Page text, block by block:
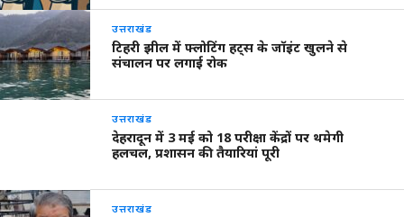
उत्तराखंड
टिहरी झील में फ्लोटिंग हट्स के जॉइंट खुलने से
संचालन पर लगाई रोक
उत्तराखंड
देहरादून में 3 मई को 18 परीक्षा केंद्रों पर थमेगी
हलचल, प्रशासन की तैयारियां पूरी
उत्तराखंड